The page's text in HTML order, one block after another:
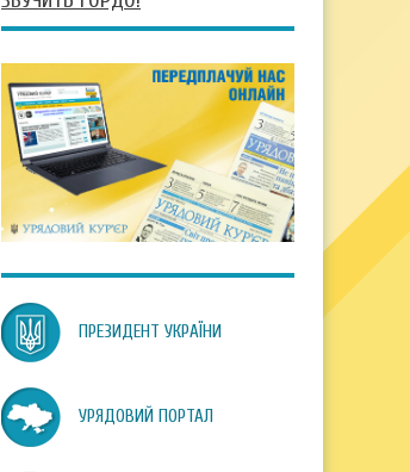
ПРЕЗИДЕНТ УКРАЇНИ
УРЯДОВИЙ ПОРТАЛ